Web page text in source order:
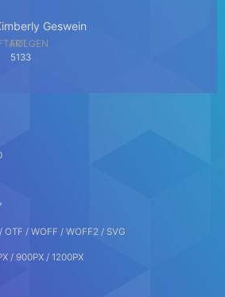
Geswein
FOLGEN
5133
OTF / WOFF / WOFF2 / SVG
/ 900PX / 1200PX